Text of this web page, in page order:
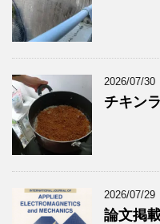
2026/07/30
チキン
2026/07/29
論文掲